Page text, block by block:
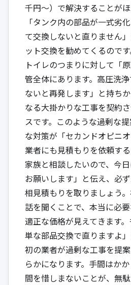
千円～）で解決することがほ
「タンク内の部品が一式劣
て交換しないと直りません
ット交換を勧めてくるのです
トイレのつまりに対して「
管全体にあります。高圧洗
ないと再発します」と持ち
なる大掛かりな工事を契約
スです。このような過剰な
な対策が「セカンドオピニ
業者にも見積もりを依頼する
家族と相談したいので、今
お願いします」と伝え、必
相見積もりを取りましょう
話を聞くことで、本当に必
適正な価格が見えてきます
単な部品交換で直りますよ
初の業者が過剰な工事を提
らかになります。手間はか
間を惜しまないことが、無